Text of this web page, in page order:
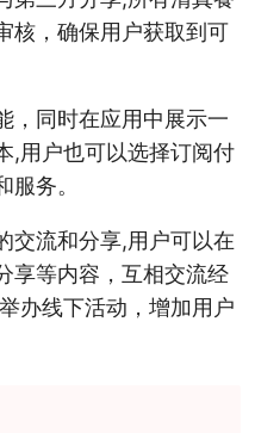
核，确保用户获取到可
，同时在应用中展示一
,用户也可以选择订阅付
务。
交流和分享,用户可以在
享等内容，互相交流经
办线下活动，增加用户